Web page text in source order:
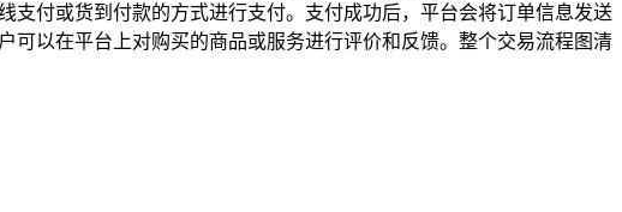
付或货到付款的方式进行支付。支付成功后，平台会将订单信息发送
以在平台上对购买的商品或服务进行评价和反馈。整个交易流程图清